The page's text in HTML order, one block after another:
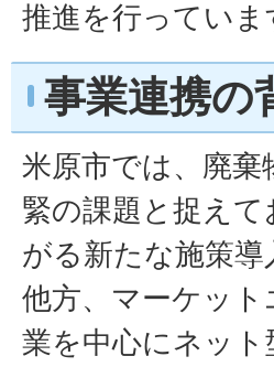
推進を行っていま
事業連携の
米原市では、廃
緊の課題と捉え
がる新たな施策
他方、マーケッ
業を中心にネッ